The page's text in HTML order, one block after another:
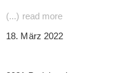
(...) read more
18. März 2022